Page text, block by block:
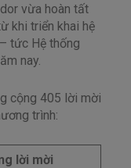
vừa hoàn tất
khi triển khai hệ
tức Hệ thống
nay.
cộng 405 lời mời
trình:
lời mời